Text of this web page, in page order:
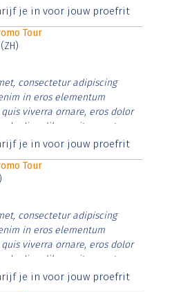
cursus id rutrum lorem
je in voor jouw proefrit
Tour
consectetur adipiscing
in eros elementum
viverra ornare, eros dolor
diam libero vitae erat.
cursus id rutrum lorem
je in voor jouw proefrit
Tour
consectetur adipiscing
in eros elementum
viverra ornare, eros dolor
diam libero vitae erat.
cursus id rutrum lorem
je in voor jouw proefrit